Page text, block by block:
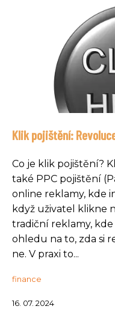
Klik pojištění:
Co je klik pojištění?
také PPC pojištění
online reklamy, kde
když uživatel klikne
tradiční reklamy,
ohledu na to, zda si
ne. V praxi to...
finance
16. 07. 2024